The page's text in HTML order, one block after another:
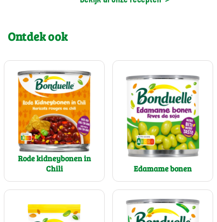
Ontdek ook
Rode kidneybonen in
Chili
Edamame bonen